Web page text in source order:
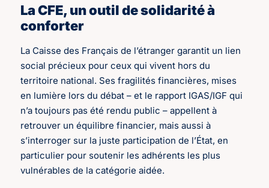
La CFE, un outil de solidarité à
conforter
La Caisse des Français de l’étranger garantit un lien
social précieux pour ceux qui vivent hors du
territoire national. Ses fragilités financières, mises
en lumière lors du débat – et le rapport IGAS/IGF qui
n’a toujours pas été rendu public – appellent à
retrouver un équilibre financier, mais aussi à
s’interroger sur la juste participation de l’État, en
particulier pour soutenir les adhérents les plus
vulnérables de la catégorie aidée.